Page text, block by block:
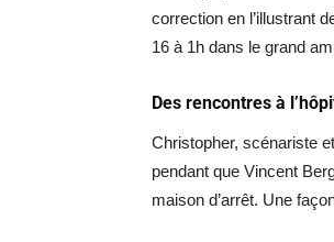
correction en l’illustrant
16 à 1h dans le grand
Des rencontres à
Christopher, scénariste
pendant que Vincent
maison d’arrêt. Une